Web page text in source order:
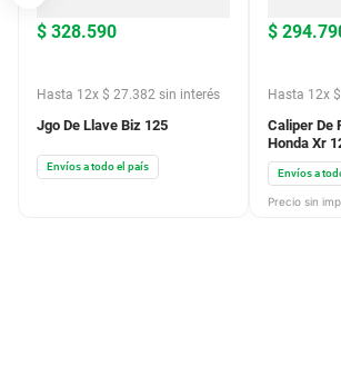
$ 328.590
Hasta 12x $ 27.382 sin interés
20
cuotas fijas de $19.902
Jgo De Llave Biz 125
$ 294.
Hasta 12x $
20
cuotas
Honda Xr
150
Envíos a